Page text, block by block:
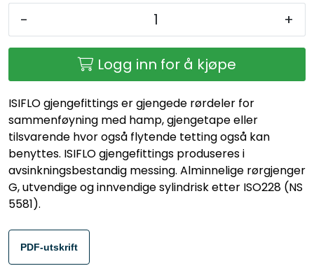
- +
Logg inn for å kjøpe
ISIFLO gjengefittings er gjengede rørdeler for
sammenføyning med hamp, gjengetape eller
tilsvarende hvor også flytende tetting også kan
benyttes. ISIFLO gjengefittings produseres i
avsinkningsbestandig messing. Alminnelige rørgjenger
G, utvendige og innvendige sylindrisk etter ISO228 (NS
5581).
PDF-utskrift